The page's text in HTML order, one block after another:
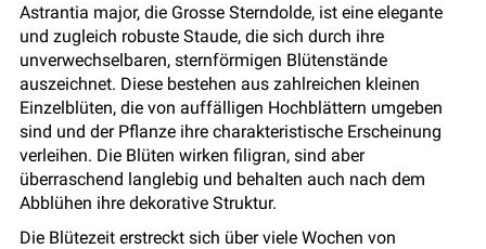
Astrantia major, die Grosse Sterndolde, ist eine elegante
und zugleich robuste Staude, die sich durch ihre
unverwechselbaren, sternförmigen Blütenstände
auszeichnet. Diese bestehen aus zahlreichen kleinen
Einzelblüten, die von auffälligen Hochblättern umgeben
sind und der Pflanze ihre charakteristische Erscheinung
verleihen. Die Blüten wirken filigran, sind aber
überraschend langlebig und behalten auch nach dem
Abblühen ihre dekorative Struktur.
Die Blütezeit erstreckt sich über viele Wochen von